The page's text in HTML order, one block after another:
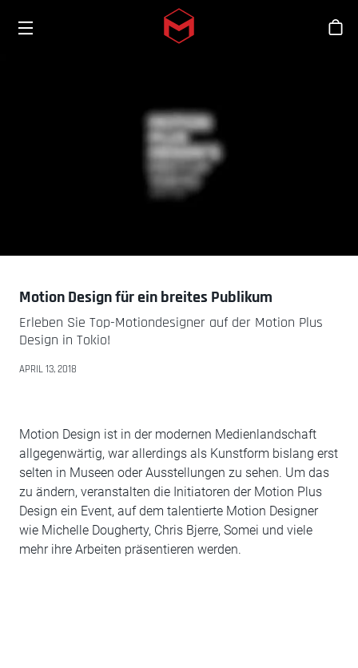
Skip to main content
Motion Design für ein breites Publikum
Erleben Sie Top-Motiondesigner auf der Motion Plus
Design in Tokio!
APRIL 13, 2018
Motion Design ist in der modernen Medienlandschaft
allgegenwärtig, war allerdings als Kunstform bislang erst
selten in Museen oder Ausstellungen zu sehen. Um das
zu ändern, veranstalten die Initiatoren der Motion Plus
Design ein Event, auf dem talentierte Motion Designer
wie Michelle Dougherty, Chris Bjerre, Somei und viele
mehr ihre Arbeiten präsentieren werden.